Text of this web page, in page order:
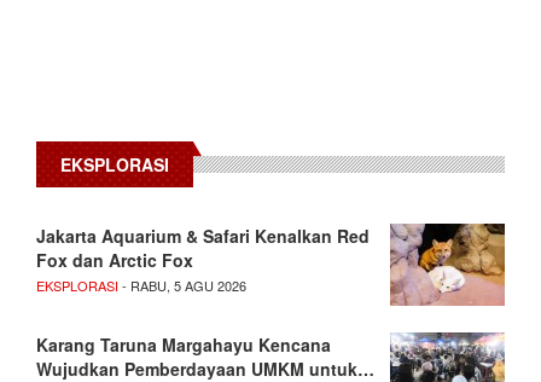
EKSPLORASI
Jakarta Aquarium & Safari Kenalkan Red
Fox dan Arctic Fox
EKSPLORASI- RABU, 5 AGU 2026
Karang Taruna Margahayu Kencana
Wujudkan Pemberdayaan UMKM untuk…